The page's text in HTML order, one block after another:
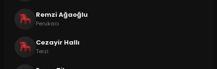
Remzi Ağaoğlu
Perukacı
Cezayir Hallı
Terzi